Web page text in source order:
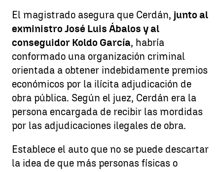
El magistrado asegura que Cerdán, junto al
exministro José Luis Ábalos y al
conseguidor Koldo García, habría
conformado una organización criminal
orientada a obtener indebidamente premios
económicos por la ilícita adjudicación de
obra pública. Según el juez, Cerdán era la
persona encargada de recibir las mordidas
por las adjudicaciones ilegales de obra.
Establece el auto que no se puede descartar
la idea de que más personas físicas o